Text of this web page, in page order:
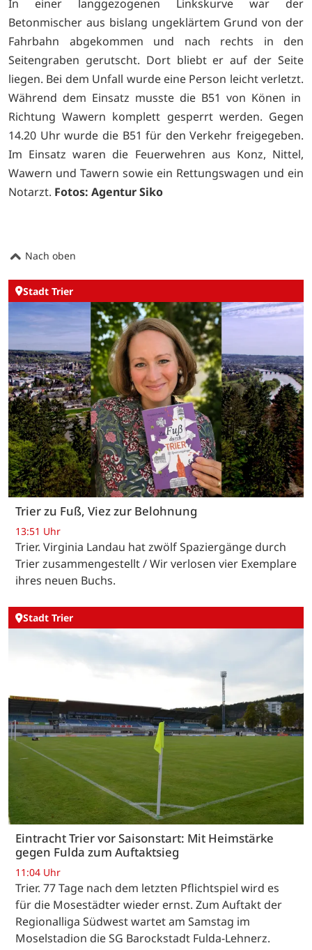
In einer langgezogenen Linkskurve war der
Betonmischer aus bislang ungeklärtem Grund von der
Fahrbahn abgekommen und nach rechts in den
Seitengraben gerutscht. Dort bliebt er auf der Seite
liegen. Bei dem Unfall wurde eine Person leicht verletzt.
Während dem Einsatz musste die B51 von Könen in
Richtung Wawern komplett gesperrt werden. Gegen
14.20 Uhr wurde die B51 für den Verkehr freigegeben.
Im Einsatz waren die Feuerwehren aus Konz, Nittel,
Wawern und Tawern sowie ein Rettungswagen und ein
Notarzt. Fotos: Agentur Siko
Nach oben
Stadt Trier
Trier zu Fuß, Viez zur Belohnung
13:51 Uhr
Trier. Virginia Landau hat zwölf Spaziergänge durch
Trier zusammengestellt / Wir verlosen vier Exemplare
ihres neuen Buchs.
Stadt Trier
Eintracht Trier vor Saisonstart: Mit Heimstärke
gegen Fulda zum Auftaktsieg
11:04 Uhr
Trier. 77 Tage nach dem letzten Pflichtspiel wird es
für die Mosestädter wieder ernst. Zum Auftakt der
Regionalliga Südwest wartet am Samstag im
Moselstadion die SG Barockstadt Fulda-Lehnerz.